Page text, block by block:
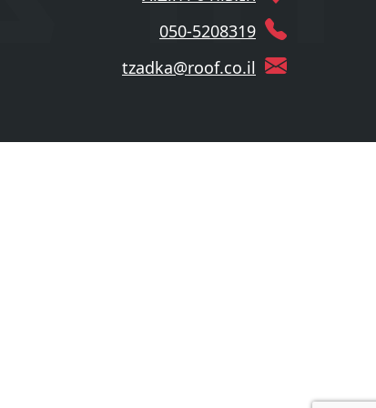
050-5208319
tzadka@roof.co.il